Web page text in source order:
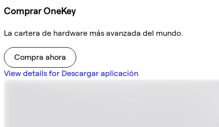
Comprar OneKey
La cartera de hardware más avanzada del mundo.
Compra ahora
View details for Descargar aplicación